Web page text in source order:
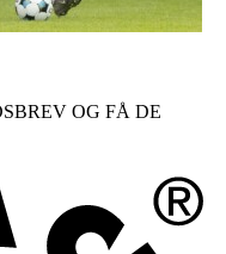
OG FÅ DE